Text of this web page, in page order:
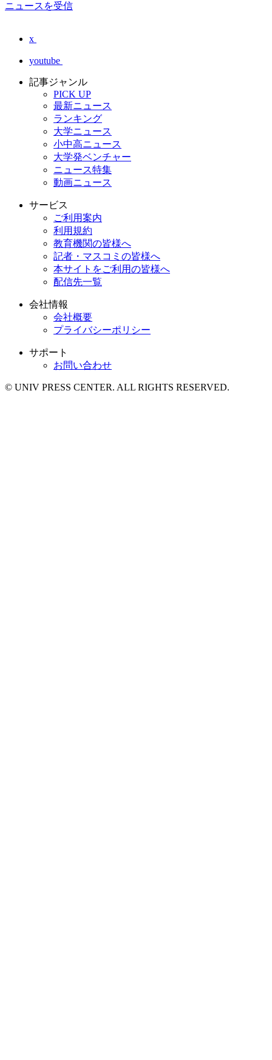
ニュースを受信
x
youtube
記事ジャンル
PICK UP
最新ニュース
ランキング
大学ニュース
小中高ニュース
大学発ベンチャー
ニュース特集
動画ニュース
サービス
ご利用案内
利用規約
教育機関の皆様へ
記者・マスコミの皆様へ
本サイトをご利用の皆様へ
配信先一覧
会社情報
会社概要
プライバシーポリシー
サポート
お問い合わせ
© UNIV PRESS CENTER. ALL RIGHTS RESERVED.